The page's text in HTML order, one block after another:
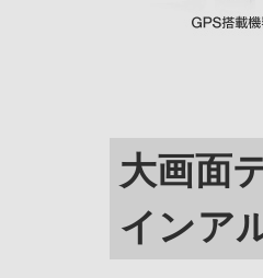
大画面
インア